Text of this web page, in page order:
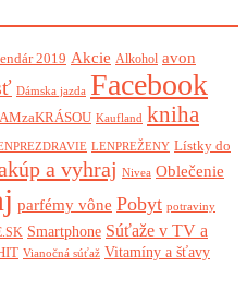
2019 Akcie Alkohol avon
Dámska jazda Facebook
Kaufland kniha
LENPREŽENY Lístky do
a vyhraj Nivea Oblečenie
parfémy vône Pobyt potraviny
Smartphone Súťaže v TV a
Vianočná súťaž Vitamíny a šťavy